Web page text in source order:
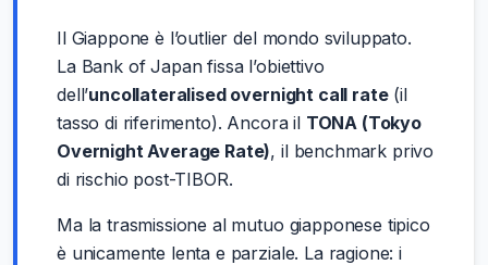
Il Giappone è l’outlier del mondo sviluppato.
La Bank of Japan fissa l’obiettivo
dell’uncollateralised overnight call rate(il
tasso di riferimento). Ancora il TONA (Tokyo
Overnight Average Rate), il benchmark privo
di rischio post-TIBOR.
Ma la trasmissione al mutuo giapponese tipico
è unicamente lenta e parziale. La ragione: i